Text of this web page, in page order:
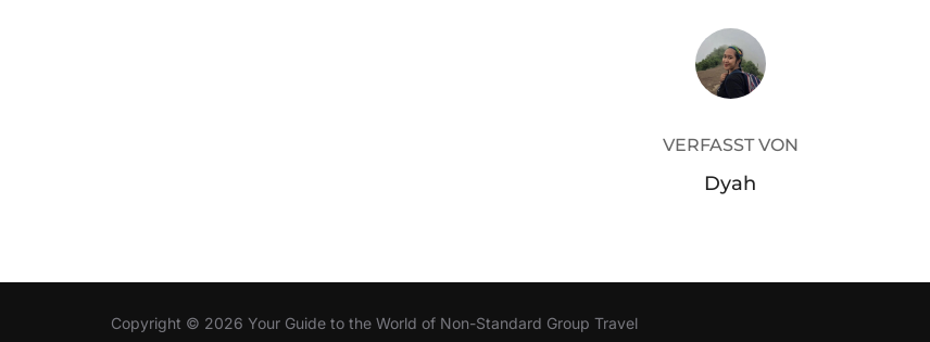
BEITRAGSAUTOR
VERFASST VON
Dyah
Copyright © 2026 Your Guide to the World of Non-Standard Group Travel